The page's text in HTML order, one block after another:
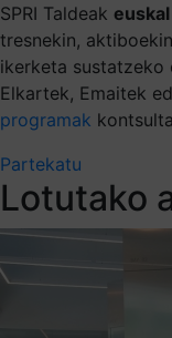
SPRI Taldeak
tresnekin,
ikerketa
Elkartek, Emaitek
programak
Partekatu
Lotutako